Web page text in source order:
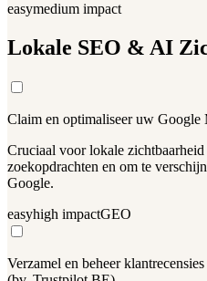
easymedium impact
Lokale SEO & AI
Claim en optimaliseer uw
Cruciaal voor lokale
zoekopdrachten en om te
Google.
easyhigh impactGEO
Verzamel en beheer